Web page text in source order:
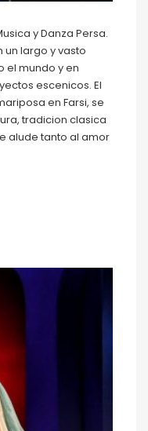
y Danza Persa.
un largo y vasto
el mundo y en
escenicos. El
en Farsi, se
tradicion clasica
alude tanto al amor